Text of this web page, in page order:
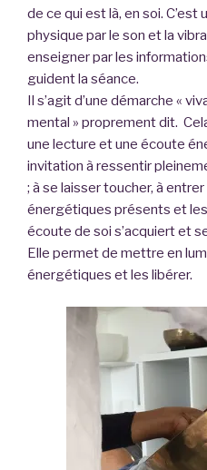
de ce qui est là, en soi. C’est
physique par le son et la
enseigner par les
guident la séance.
Il s’agit d’une démarche «
mental » proprement dit.
une lecture et une écoute
invitation à ressentir
; à se laisser toucher, à
énergétiques présents et
écoute de soi s’acquiert et
Elle permet de mettre en
énergétiques et les libérer.